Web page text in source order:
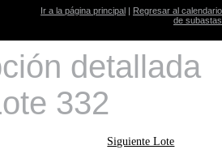
Ir a la página principal | Regresar al calendario
de subastas
detallada
332
Siguiente Lote